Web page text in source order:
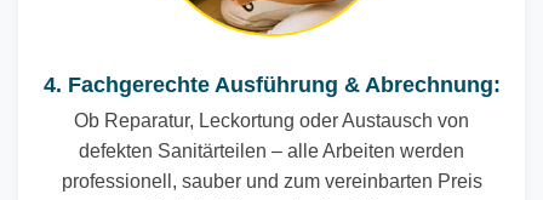
4. Fachgerechte Ausführung & Abrechnung:
Ob Reparatur, Leckortung oder Austausch von
defekten Sanitärteilen – alle Arbeiten werden
professionell, sauber und zum vereinbarten Preis